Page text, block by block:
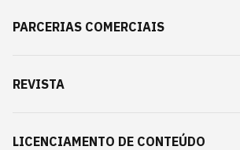
PARCERIAS COMERCIAIS
REVISTA
LICENCIAMENTO DE CONTEÚDO